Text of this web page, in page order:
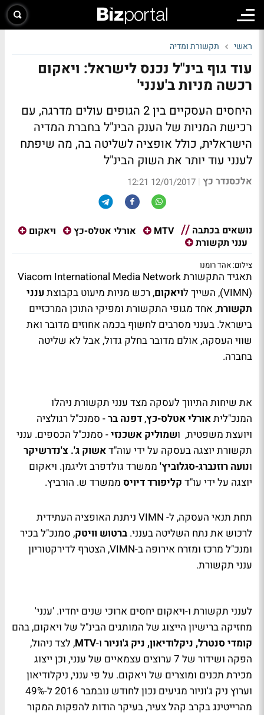
ראשי תקשורת ומדיה
עוד גוף בינ"ל נכנס לישראל: ויאקום
רכשה מניות ב'ענני'
היחסים העסקיים בין 2 הגופים עולים מדרגה, עם
רכישת המניות של הענק הבינ"ל בחברת המדיה
הישראלית, כולל אופציה לשליטה בה, מה שיפתח
לענני עוד יותר את השוק הבינ"ל
אלכסנדר כץ |
12/01/2017 12:21
נושאים בכתבה MTV אורלי אטלס-כץ
ויאקום
ענני תקשורת
צילום: אהד רומנו
תאגיד התקשורתInternational Media Network
Viacom
(
VIMN), השייך לויאקום, רכש מניות מיעוט בקבוצת ענני
תקשורת, אחד מגופי התקשורת ומפיקי התוכן המרכזיים
בישראל. בענני מסרבים לחשוף בכמה אחוזים מדובר ואת
שווי העסקה, אולם מדובר בחלק גדול, אבל לא שליטה
בחברה.
את שיחות התיווך לעסקה מצד ענני תקשורת ניהלו
המנכ"ליתאורלי אטלס-כץ,דפנה בר- סמנכ"ל רגולציה
ויועצת משפטית, ושמוליק אשכנזי- סמנכ"ל הכספים. ענני
תקשורת יוצגה בעסקה על ידי עוה"דאשוק ג'. צ'נדרשיקר
ונועה רוזנברג-סגלוביץ' ממשרד גולדפרב זליגמן. ויאקום
יוצגה על ידי עו"ד קליפורד דיויס ממשרד ש. הורביץ.
תחת תנאי העסקה, ל- VIMN ניתנת האופציה העתידית
לרכוש את נתח השליטה בענני. ברטוש וויטק, סמנכ"ל בכיר
ומנכ"ל מרכז ומזרח אירופה ב-VIMN, הצטרף לדירקטוריון
ענני תקשורת.
לענני תקשורת ו-ויאקום יחסים ארוכי שנים יחדיו. 'ענני'
מחזיקה ברישיון הייצוג של המותגים הבינ"ל של ויאקום, בהם
קומדי סנטרל, ניקלודיאון, ניק ג'וניור ו-MTV, לצד ניהול,
הפקה ושידור של 7 ערוצים עצמאיים של ענני, וכן ייצוג
מכירת תכנים ומוצרים של ויאקום. על פי ענני, ניקלודיאון
וערוץ ניק ג'וניור מגיעים נכון לחודש נובמבר 2016 ל-49%
מהרייטינג בקרב קהל צעיר, בעיקר הודות להפקות המקור